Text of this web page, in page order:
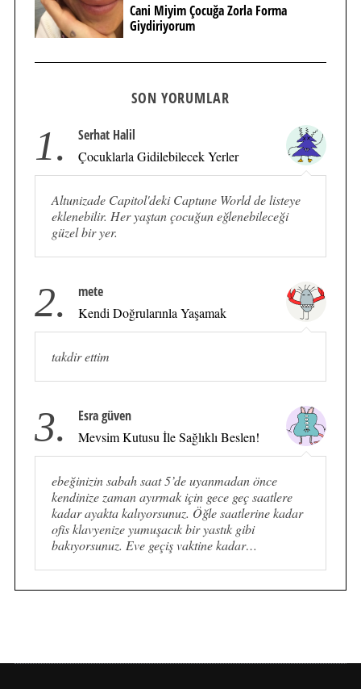
Cani Miyim Çocuğa Zorla Forma
Giydiriyorum
SON YORUMLAR
1. Serhat Halil
Çocuklarla Gidilebilecek Yerler
Altunizade Capitol'deki Captune World de listeye
eklenebilir. Her yaştan çocuğun eğlenebileceği
güzel bir yer.
2. mete
Kendi Doğrularınla Yaşamak
takdir ettim
3. Esra güven
Mevsim Kutusu İle Sağlıklı Beslen!
ebeğinizin sabah saat 5’de uyanmadan önce
kendinize zaman ayırmak için gece geç saatlere
kadar ayakta kalıyorsunuz. Öğle saatlerine kadar
ofis klavyenize yumuşacık bir yastık gibi
bakıyorsunuz. Eve geçiş vaktine kadar…